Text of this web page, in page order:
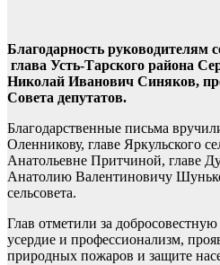
Благодарность руководителям
глава Усть-Тарского района
Николай Иванович Синяков,
Совета депутатов.
Благодарственные письма
Оленникову, главе Яркульского
Анатольевне Притчиной, главе
Анатолию Валентиновичу
сельсовета.
Глав отметили за
усердие и профессионализм,
природных пожаров и защите